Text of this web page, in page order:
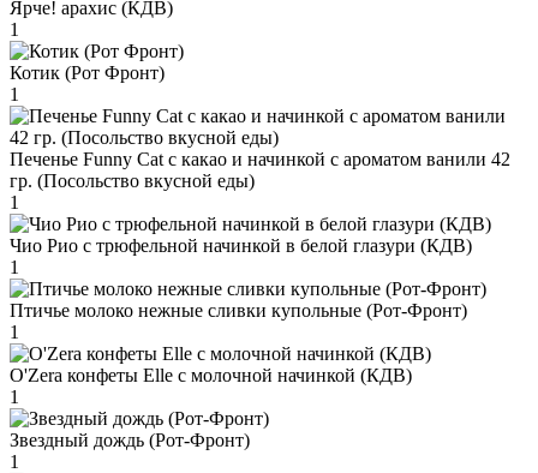
Ярче! арахис (КДВ)
1
Котик (Рот Фронт)
1
Печенье Funny Сat с какао и начинкой с ароматом ванили 42
гр. (Посольство вкусной еды)
1
Чио Рио с трюфельной начинкой в белой глазури (КДВ)
1
Птичье молоко нежные сливки купольные (Рот-Фронт)
1
O'Zera конфеты Elle с молочной начинкой (КДВ)
1
Звездный дождь (Рот-Фронт)
1